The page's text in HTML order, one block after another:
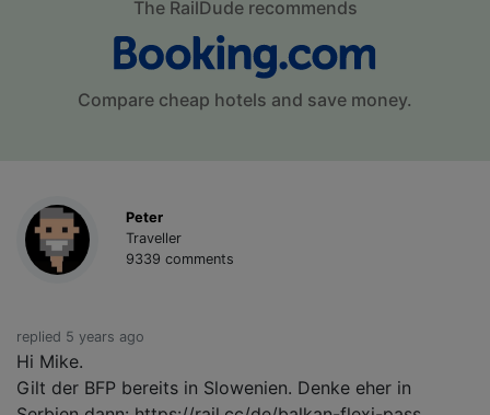
The RailDude recommends
Compare cheap hotels and save money.
Peter
Traveller
9339 comments
replied 5 years ago
Hi Mike.
Gilt der BFP bereits in Slowenien. Denke eher in